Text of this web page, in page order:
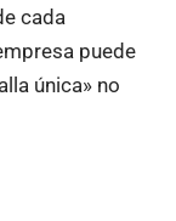
cada
puede
única» no